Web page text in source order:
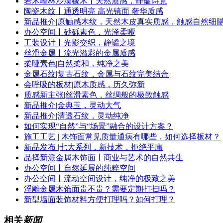
陶瓷木纹丨​通透明亮 高光镜面 奢华质感
新品推介|原触感木纹，天然木皮真实质感，触感自然细
办公空间丨砂砾素色，光泽柔哑
工装设计丨光影交织，静谧之境
丝滑金属丨流光溢彩的金属质感
柔哑素色|自然柔和，纯净之美
金属石纹|复古石纹，金属与石纹完美结合
会呼吸的板材|原木质感，历久弥新
质感新主张|丝滑素色，丝绸般的极致触感
新品推介|金典玉，灵动大气
新品推介|清透石纹，灵动纯净
如何实现“自然”与“场景”融合的设计方案？
施工工艺 | 木饰面常见质量通病有哪些，如何选择板材？
新品发布 |七大系列，新技术，拒绝平庸
品择新派金属木饰面丨商业与艺术的自然共生
办公空间丨自然延展的纯粹空间
办公空间丨流动空间设计，纯净的极致之美
浮雕金属木饰面贵不贵？需要定期打扫吗？
新型墙面装饰材料方便打理吗？如何打理？
相关新闻